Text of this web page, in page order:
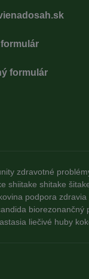
formulár
zdravotné
shiitake shitake
podpora zdravia
biorezonančný
liečivé huby